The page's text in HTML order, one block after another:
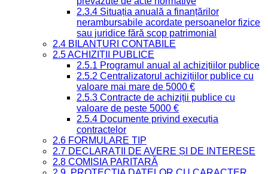
2.3.4 Situația anuală a finanțărilor
nerambursabile acordate persoanelor fizice
sau juridice fără scop patrimonial
2.4 BILANȚURI CONTABILE
2.5 ACHIZIȚII PUBLICE
2.5.1 Programul anual al achizițiilor publice
2.5.2 Centralizatorul achizițiilor publice cu
valoare mai mare de 5000 €
2.5.3 Contracte de achiziții publice cu
valoare de peste 5000 €
2.5.4 Documente privind execuția
contractelor
2.6 FORMULARE TIP
2.7 DECLARAȚII DE AVERE ȘI DE INTERESE
2.8 COMISIA PARITARĂ